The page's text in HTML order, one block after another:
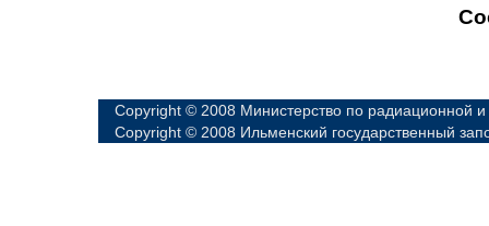
Copyright © 2008 Министерство по радиационной и
Copyright © 2008 Ильменский государственный